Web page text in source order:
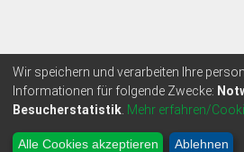
* Alle Preise zzgl.
Copyright 2009 - 2026 |
Wir speichern und verarbeiten Ihre
Informationen für folgende Zwecke:
Besucherstatistik Mehr erfahren/
Alle Cookies akzeptieren Ablehnen